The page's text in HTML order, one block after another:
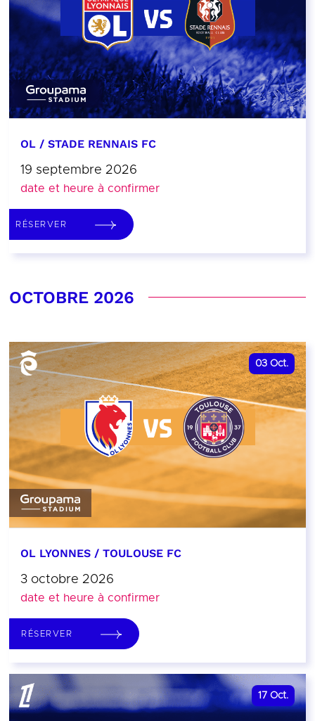
OL / STADE RENNAIS FC
19 septembre 2026
date et heure à confirmer
RÉSERVER
OCTOBRE 2026
03 Oct.
OL LYONNES / TOULOUSE FC
3 octobre 2026
date et heure à confirmer
RÉSERVER
17 Oct.